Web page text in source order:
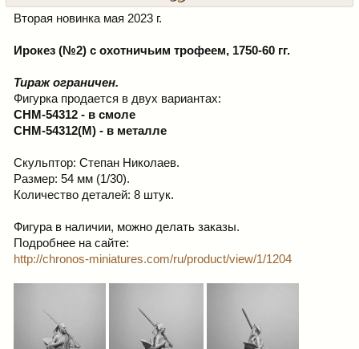
Вторая новинка мая 2023 г.
Ирокез (№2) с охотничьим трофеем, 1750-60 гг.
Тираж ограничен.
Фигурка продается в двух вариантах:
CHM-54312 - в смоле
CHM-54312(M) - в металле
Скульптор: Степан Николаев.
Размер: 54 мм (1/30).
Количество деталей: 8 штук.
Фигура в наличии, можно делать заказы.
Подробнее на сайте:
http://chronos-miniatures.com/ru/product/view/1/1204